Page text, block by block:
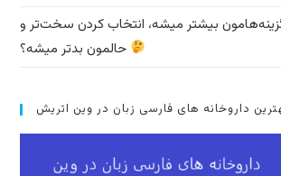
بیشتر میشه، انتخاب کردن سخت‌تر و
داروخانه های فارسی زبان در وین اتریش